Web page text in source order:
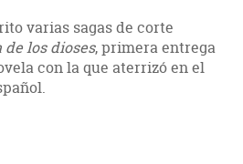
varias sagas de corte
de los dioses, primera entrega
con la que aterrizó en el